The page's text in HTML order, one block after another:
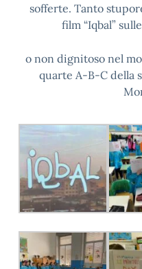
sofferte. Tanto
film “Iqbal”
o non dignitoso nel
quarte A-B-C della